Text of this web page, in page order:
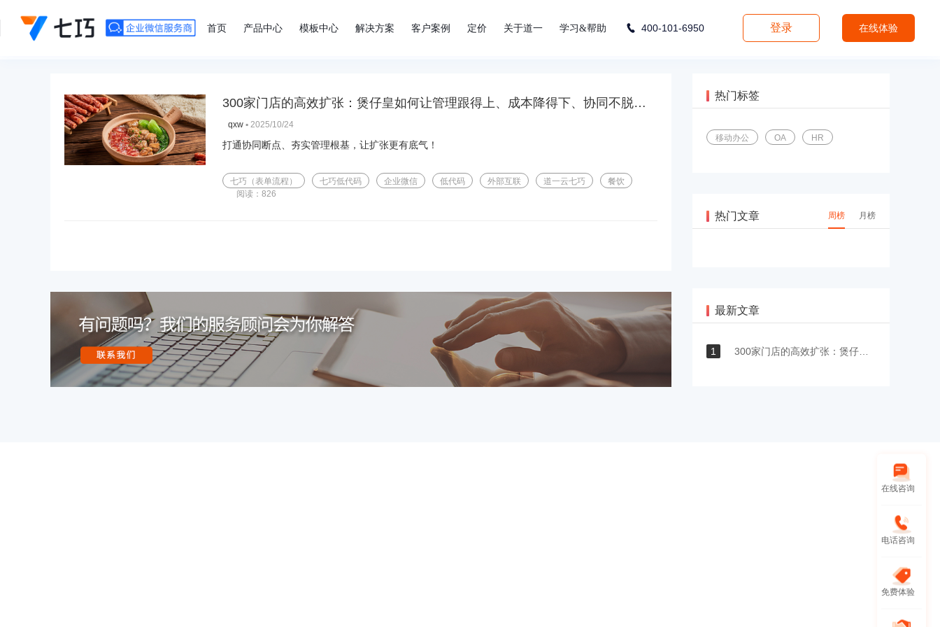
首页 产品中心 模板中心 解决方案 客户案例 定价 关于道一 学习&帮助 400-101-6950 登录 在线体验
300家门店的高效扩张：煲仔皇如何让管理跟得上、成本降得下、协同不脱节？
qxw ▪ 2025/10/24
打通协同断点、夯实管理根基，让扩张更有底气！
七巧（表单流程） 七巧低代码 企业微信 低代码 外部互联 道一云七巧
餐饮
阅读：826
热门标签
移动办公 OA HR
热门文章 周榜 月榜
最新文章
1 300家门店的高效扩张：煲仔皇如何让管理跟得上、成本降得下、协同不脱节？
在线咨询
电话咨询
免费体验